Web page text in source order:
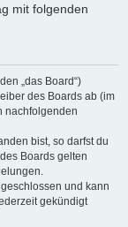
mit folgenden
„das Board“)
des Boards ab (im
nachfolgenden
bist, so darfst du
Boards gelten
und kann
gekündigt